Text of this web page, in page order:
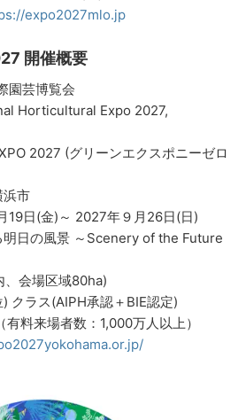
expo2027mlo.jp
開催概要
芸博覧会
Expo 2027,
2027 (グリーンエクスポニーゼロ
市
日(金)～ 2027年９月26日(日)
日の風景 ～Scenery of the Future
、会場区域80ha)
ラス(AIPH承認＋BIE認定)
料来場者数：1,000万人以上）